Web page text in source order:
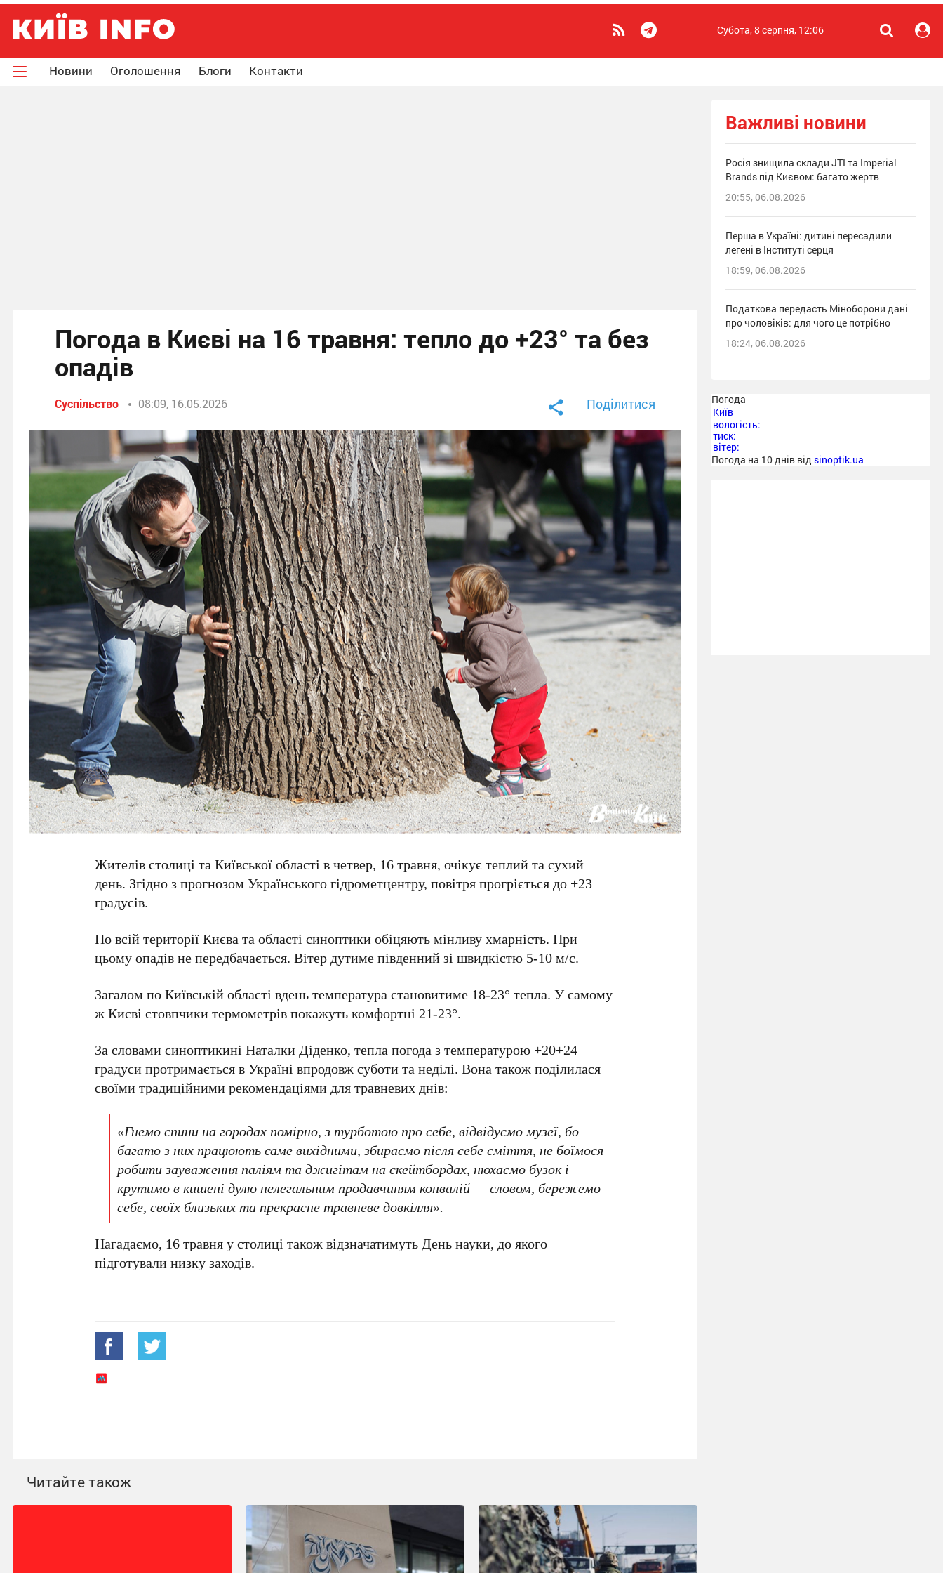
Субота, 8 серпня, 12:06
Новини Оголошення Блоги Контакти
Погода в Києві на 16 травня: тепло до +23° та без
опадів
Суспільство 08:09, 16.05.2026 Поділитися
Жителів столиці та Київської області в четвер, 16 травня, очікує теплий та сухий
день. Згідно з прогнозомУкраїнського гідрометцентру, повітря прогріється до +23
градусів.
По всій територіїКиєвата області синоптики обіцяють мінливу хмарність. При
цьому опадів не передбачається. Вітер дутиме південний зі швидкістю 5-10 м/с.
Загалом поКиївській області вдень температура становитиме 18-23° тепла. У самому
жКиєві стовпчики термометрів покажуть комфортні21-23°.
За словами синоптикиніНаталки Діденко, тепла погода з температурою +20+24
градусипротримається в Україні впродовж суботи та неділі. Вона також поділилася
своїми традиційними рекомендаціями для травневих днів:
«Гнемо спини на городах помірно, з турботою про себе, відвідуємо музеї, бо
багато з них працюють саме вихідними, збираємо після себе сміття, не боїмося
робити зауваження паліям та джигітам на скейтбордах, нюхаємо бузок і
крутимо в кишені дулю нелегальним продавчиням конвалій — словом, бережемо
себе, своїх близьких та прекрасне травневе довкілля».
Нагадаємо, 16 травняу столиці також відзначатимуть День науки, до якого
підготували низку заходів.
Читайте також
Важливі новини
Росія знищила склади JTI та Imperial
Brands під Києвом: багато жертв
20:55, 06.08.2026
Перша в Україні: дитині пересадили
легені в Інституті серця
18:59, 06.08.2026
Податкова передасть Міноборони дані
про чоловіків: для чого це потрібно
18:24, 06.08.2026
Погода
Київ
вологість:
тиск:
вітер:
Погода на 10 днів від sinoptik.ua